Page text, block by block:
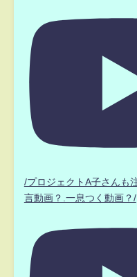
/プロジェクトA子さん
言動画？.一息つく動画？/